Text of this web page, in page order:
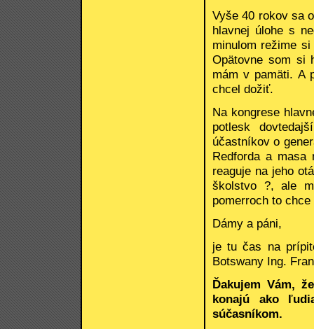
Vyše 40 rokov sa
hlavnej úlohe s
minulom režime
Opätovne som si
mám v pamäti. A
chcel dožiť.
Na kongrese
potlesk
účastníkov o
Redforda a masa
reaguje na jeho
školstvo ?, ale
pomerroch to
Dámy a páni,
je tu čas na
Botswany Ing.
Ďakujem Vám,
konajú ako
súčasníkom.